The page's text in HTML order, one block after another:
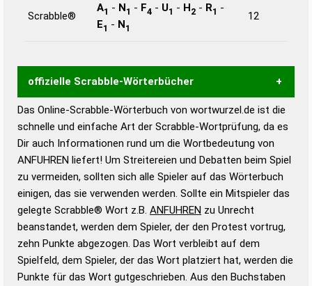
Scrabble®
A1 - N1 - F4 - U1 - H2 - R1 -
E1 - N1
12
offizielle Scrabble-Wörterbücher
Wortwurzel liefert mit Hilfe eines semantischen
Wortanalyse-Algorithmus gute Anhaltspunkte zu
Wortbedeutung, Worttrennung und Wortform, um die
Gültigkeit eines Wortes für das Scrabble-Spiel zu
bestimmen!
zugelassene Turnier Scrabble-
Wörterbücher sind:
Duden – Standardwerk in 12 Bänden
Duden – Richtiges und gutes
Deutsch
Das Online-Scrabble-Wörterbuch von wortwurzel.de ist die
schnelle und einfache Art der Scrabble-Wortprüfung, da es
Dir auch Informationen rund um die Wortbedeutung von
ANFUHREN liefert! Um Streitereien und Debatten beim Spiel
zu vermeiden, sollten sich alle Spieler auf das Wörterbuch
einigen, das sie verwenden werden. Sollte ein Mitspieler das
gelegte Scrabble® Wort z.B. ANFUHREN zu Unrecht
beanstandet, werden dem Spieler, der den Protest vortrug,
zehn Punkte abgezogen. Das Wort verbleibt auf dem
Spielfeld, dem Spieler, der das Wort platziert hat, werden die
Punkte für das Wort gutgeschrieben. Aus den Buchstaben